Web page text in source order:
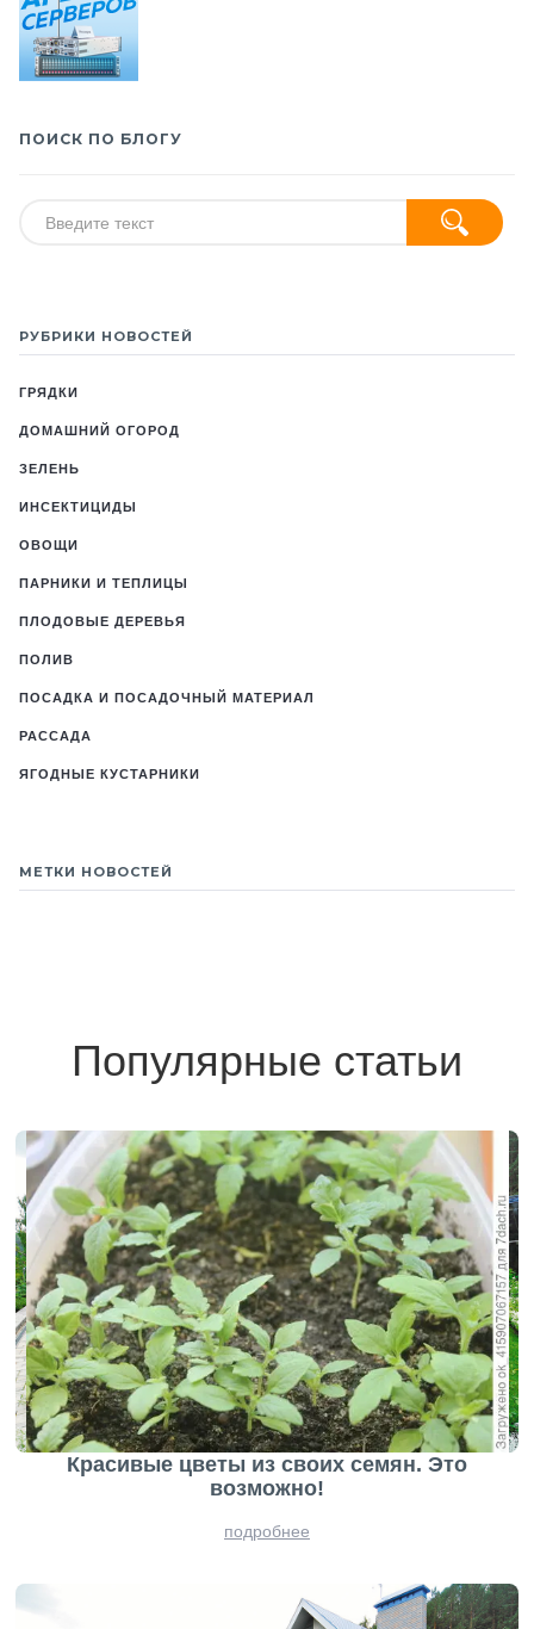
ПОИСК ПО БЛОГУ
РУБРИКИ НОВОСТЕЙ
ГРЯДКИ
ДОМАШНИЙ ОГОРОД
ЗЕЛЕНЬ
ИНСЕКТИЦИДЫ
ОВОЩИ
ПАРНИКИ И ТЕПЛИЦЫ
ПЛОДОВЫЕ ДЕРЕВЬЯ
ПОЛИВ
ПОСАДКА И ПОСАДОЧНЫЙ МАТЕРИАЛ
РАССАДА
ЯГОДНЫЕ КУСТАРНИКИ
МЕТКИ НОВОСТЕЙ
Популярные статьи
Красивые цветы из своих семян. Это
возможно!
подробнее